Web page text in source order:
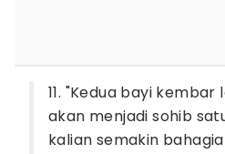
11. "Kedua bayi
akan menjadi sohib
kalian semakin